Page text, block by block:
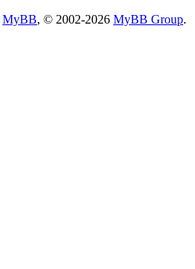
MyBB, © 2002-2026 MyBB Group.